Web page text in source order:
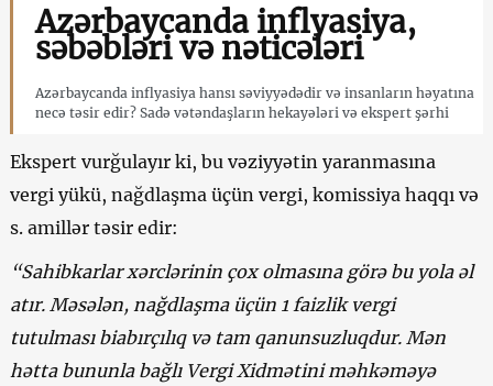
Azərbaycanda inflyasiya,
səbəbləri və nəticələri
Azərbaycanda inflyasiya hansı səviyyədədir və insanların həyatına
necə təsir edir? Sadə vətəndaşların hekayələri və ekspert şərhi
Ekspert vurğulayır ki, bu vəziyyətin yaranmasına
vergi yükü, nağdlaşma üçün vergi, komissiya haqqı və
s. amillər təsir edir:
“Sahibkarlar xərclərinin çox olmasına görə bu yola əl
atır. Məsələn, nağdlaşma üçün 1 faizlik vergi
tutulması biabırçılıq və tam qanunsuzluqdur. Mən
hətta bununla bağlı Vergi Xidmətini məhkəməyə